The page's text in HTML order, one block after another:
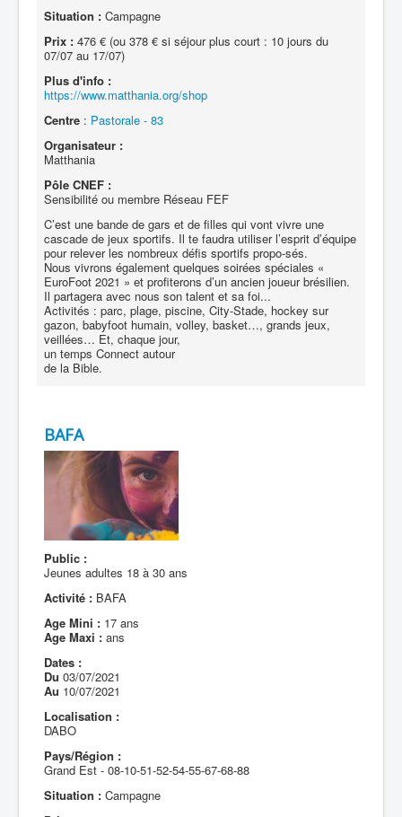
Situation : Campagne
Prix : 476 € (ou 378 € si séjour plus court : 10 jours du
07/07 au 17/07)
Plus d'info :
https://www.matthania.org/shop
Centre : Pastorale - 83
Organisateur :
Matthania
Pôle CNEF :
Sensibilité ou membre Réseau FEF
C’est une bande de gars et de filles qui vont vivre une
cascade de jeux sportifs. Il te faudra utiliser l’esprit d’équipe
pour relever les nombreux défis sportifs propo-sés.
Nous vivrons également quelques soirées spéciales «
EuroFoot 2021 » et profiterons d’un ancien joueur brésilien.
Il partagera avec nous son talent et sa foi...
Activités : parc, plage, piscine, City-Stade, hockey sur
gazon, babyfoot humain, volley, basket…, grands jeux,
veillées… Et, chaque jour,
un temps Connect autour
de la Bible.
BAFA
Public :
Jeunes adultes 18 à 30 ans
Activité : BAFA
Age Mini : 17 ans
Age Maxi : ans
Dates :
Du 03/07/2021
Au 10/07/2021
Localisation :
DABO
Pays/Région :
Grand Est - 08-10-51-52-54-55-67-68-88
Situation : Campagne